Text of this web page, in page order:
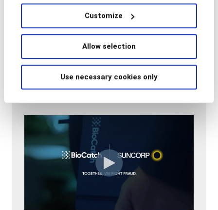
Customize
Allow selection
Use necessary cookies only
Banorte si affida a BioCatch per
garantire una protezione antifrode
attiva 24/7